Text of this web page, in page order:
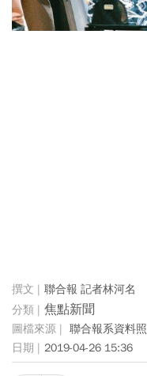
聯合報 記者林河名
焦點新聞
聯合報系資料照
2019-04-26 15:36